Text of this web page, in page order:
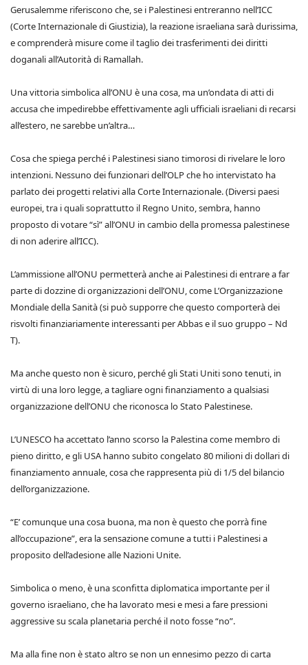
Gerusalemme riferiscono che, se i Palestinesi entreranno nell’ICC
(Corte Internazionale di Giustizia), la reazione israeliana sarà durissima,
e comprenderà misure come il taglio dei trasferimenti dei diritti
doganali all’Autorità di Ramallah.
Una vittoria simbolica all’ONU è una cosa, ma un’ondata di atti di
accusa che impedirebbe effettivamente agli ufficiali israeliani di recarsi
all’estero, ne sarebbe un’altra…
Cosa che spiega perché i Palestinesi siano timorosi di rivelare le loro
intenzioni. Nessuno dei funzionari dell’OLP che ho intervistato ha
parlato dei progetti relativi alla Corte Internazionale. (Diversi paesi
europei, tra i quali soprattutto il Regno Unito, sembra, hanno
proposto di votare “sì” all’ONU in cambio della promessa palestinese
di non aderire all’ICC).
L’ammissione all’ONU permetterà anche ai Palestinesi di entrare a far
parte di dozzine di organizzazioni dell’ONU, come L’Organizzazione
Mondiale della Sanità (si può supporre che questo comporterà dei
risvolti finanziariamente interessanti per Abbas e il suo gruppo – Nd
T).
Ma anche questo non è sicuro, perché gli Stati Uniti sono tenuti, in
virtù di una loro legge, a tagliare ogni finanziamento a qualsiasi
organizzazione dell’ONU che riconosca lo Stato Palestinese.
L’UNESCO ha accettato l’anno scorso la Palestina come membro di
pieno diritto, e gli USA hanno subito congelato 80 milioni di dollari di
finanziamento annuale, cosa che rappresenta più di 1/5 del bilancio
dell’organizzazione.
“E’ comunque una cosa buona, ma non è questo che porrà fine
all’occupazione”, era la sensazione comune a tutti i Palestinesi a
proposito dell’adesione alle Nazioni Unite.
Simbolica o meno, è una sconfitta diplomatica importante per il
governo israeliano, che ha lavorato mesi e mesi a fare pressioni
aggressive su scala planetaria perché il noto fosse “no”.
Ma alla fine non è stato altro se non un ennesimo pezzo di carta